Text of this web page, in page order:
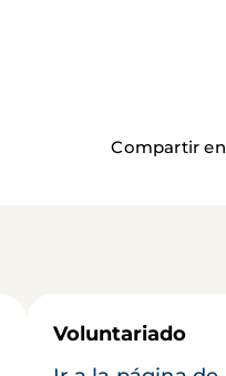
Compartir en
Voluntariado